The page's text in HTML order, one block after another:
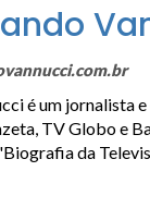
é um jornalista
TV Globo e
da